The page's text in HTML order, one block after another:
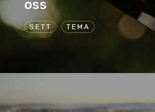
SETT TEMA
oss